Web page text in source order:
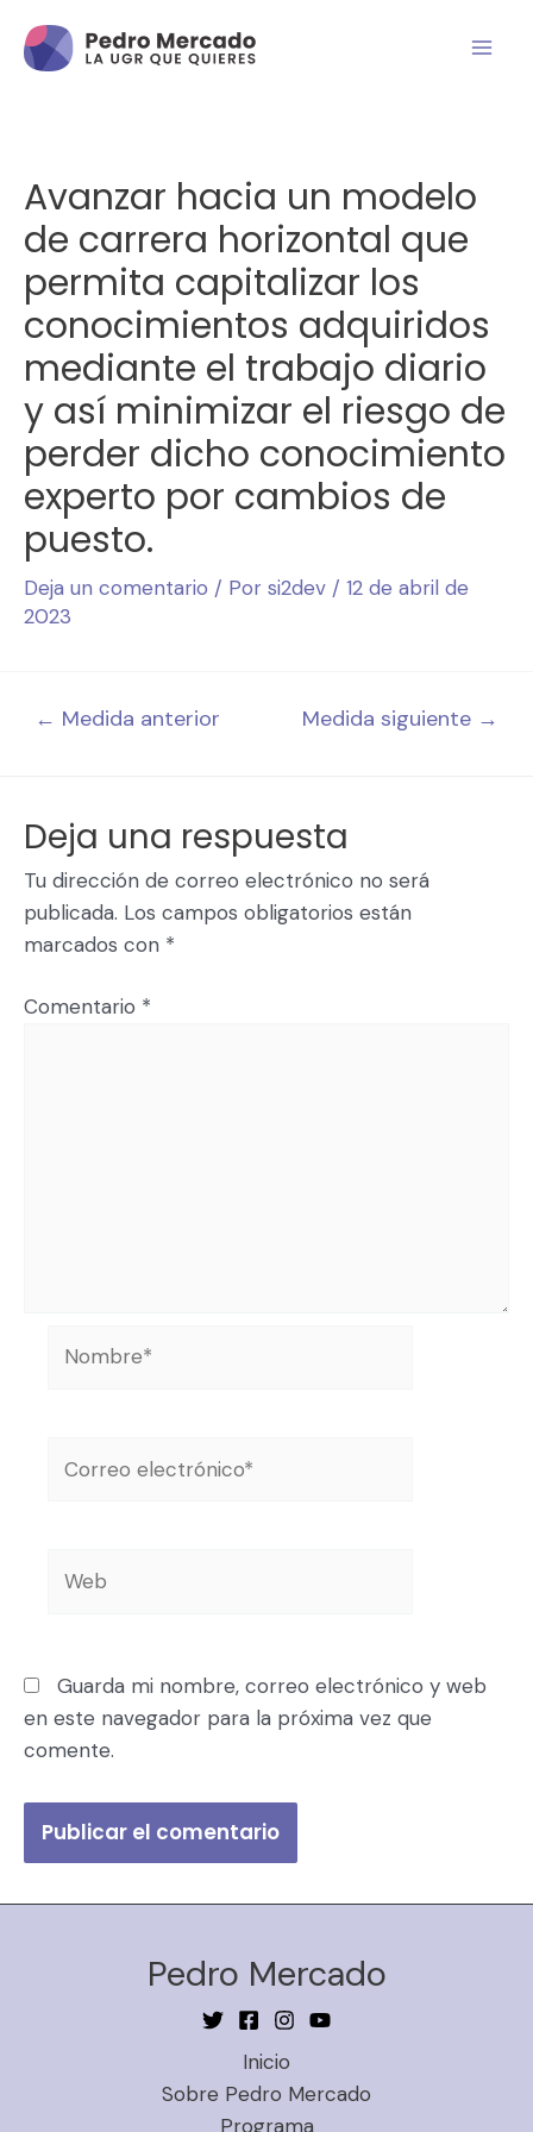
Avanzar hacia un modelo
de carrera horizontal que
permita capitalizar los
conocimientos adquiridos
mediante el trabajo diario
y así minimizar el riesgo de
perder dicho conocimiento
experto por cambios de
puesto.
Deja un comentario / Por si2dev / 12 de abril de
2023
← Medida anterior Medida siguiente →
Deja una respuesta
Tu dirección de correo electrónico no será
publicada. Los campos obligatorios están
marcados con *
Comentario *
Guarda mi nombre, correo electrónico y web
en este navegador para la próxima vez que
comente.
Pedro Mercado
Inicio
Sobre Pedro Mercado
Programa